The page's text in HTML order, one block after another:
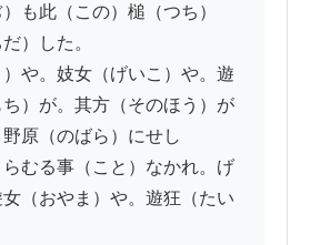
も此（この）槌（つち）
）した。
や。妓女（げいこ）や。遊
）が。其方（そのほう）が
原（のばら）にせし
むる事（こと）なかれ。げ
（おやま）や。遊狂（たい